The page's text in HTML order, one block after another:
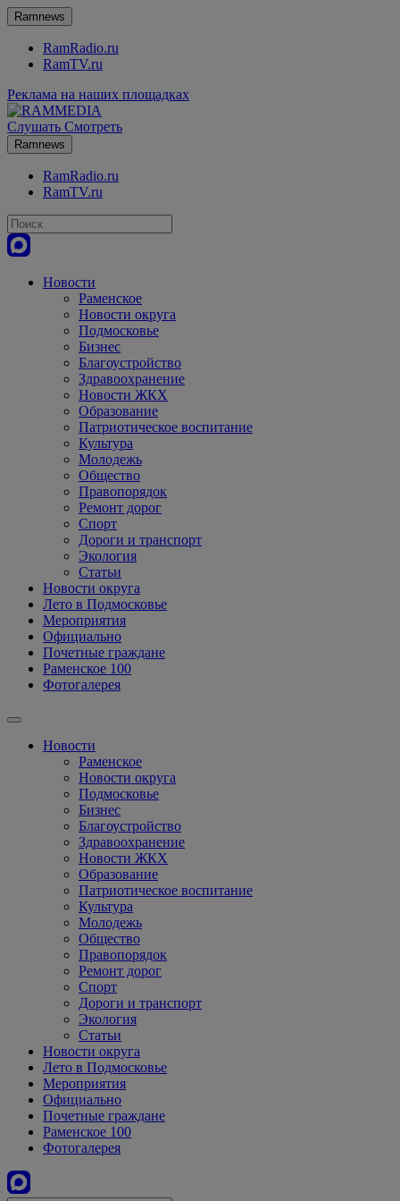
Ramnews
RamRadio.ru
RamTV.ru
Реклама на наших площадках
Слушать Смотреть
Ramnews
RamRadio.ru
RamTV.ru
Новости
Раменское
Новости округа
Подмосковье
Бизнес
Благоустройство
Здравоохранение
Новости ЖКХ
Образование
Патриотическое воспитание
Культура
Молодежь
Общество
Правопорядок
Ремонт дорог
Спорт
Дороги и транспорт
Экология
Статьи
Новости округа
Лето в Подмосковье
Мероприятия
Официально
Почетные граждане
Раменское 100
Фотогалерея
Новости
Раменское
Новости округа
Подмосковье
Бизнес
Благоустройство
Здравоохранение
Новости ЖКХ
Образование
Патриотическое воспитание
Культура
Молодежь
Общество
Правопорядок
Ремонт дорог
Спорт
Дороги и транспорт
Экология
Статьи
Новости округа
Лето в Подмосковье
Мероприятия
Официально
Почетные граждане
Раменское 100
Фотогалерея